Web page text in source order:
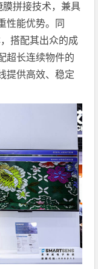
拼接技术，兼具
性能优势。同
搭配其出众的成
超长连续物件的
提供高效、稳定